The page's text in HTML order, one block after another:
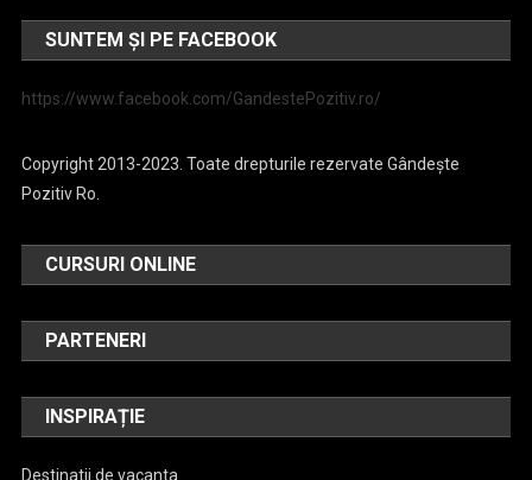
SUNTEM ȘI PE FACEBOOK
https://www.facebook.com/GandestePozitiv.ro/
Copyright 2013-2023. Toate drepturile rezervate Gândește
Pozitiv Ro.
CURSURI ONLINE
PARTENERI
INSPIRAȚIE
Destinatii de vacanta